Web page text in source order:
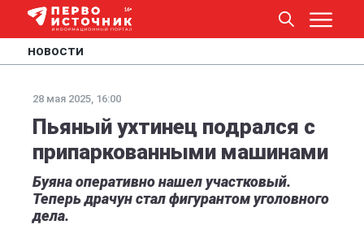
НОВОСТИ
28 мая 2025, 16:00
Пьяный ухтинец подрался с
припаркованными машинами
Буяна оперативно нашел участковый.
Теперь драчун стал фигурантом уголовного
дела.